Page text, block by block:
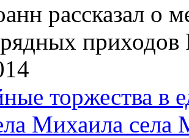
рассказал о
торжества в
Михаила села